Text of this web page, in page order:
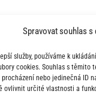
Spravovat souhlas s
služby, používáme k
cookies. Souhlas s těmito
nebo jedinečná ID
ovlivnit určité vlastnosti a